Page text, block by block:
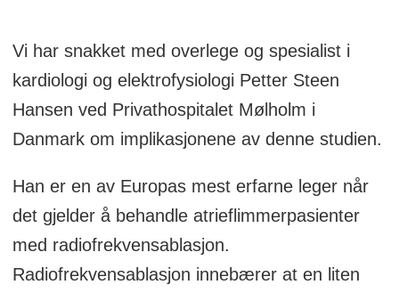
Vi har snakket med overlege og spesialist i
kardiologi og elektrofysiologi Petter Steen
Hansen ved Privathospitalet Mølholm i
Danmark om implikasjonene av denne studien.
Han er en av Europas mest erfarne leger når
det gjelder å behandle atrieflimmerpasienter
med radiofrekvensablasjon.
Radiofrekvensablasjon innebærer at en liten